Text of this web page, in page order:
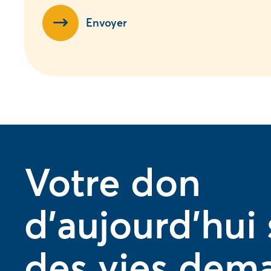
Envoyer
Votre don
d'aujourd'hui